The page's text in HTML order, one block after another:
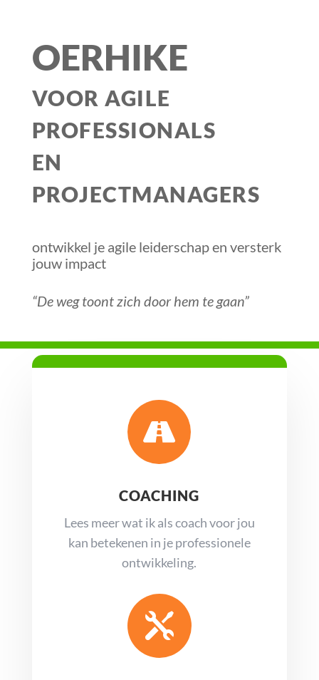
OERHIKE
VOOR AGILE
PROFESSIONALS
EN
PROJECTMANAGERS
ontwikkel je agile leiderschap en versterk
jouw impact
“De weg toont zich door hem te gaan”

COACHING
Lees meer wat ik als coach voor jou
kan betekenen in je professionele
ontwikkeling.
